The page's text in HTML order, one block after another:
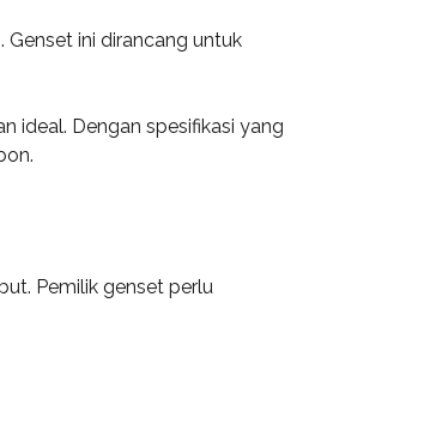
ini dirancang untuk
ideal. Dengan spesifikasi yang
Pemilik genset perlu